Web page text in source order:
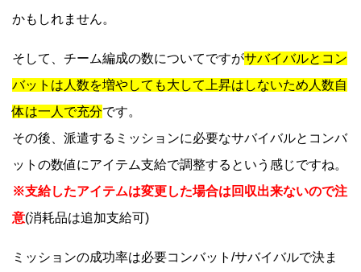
かもしれません。
そして、チーム編成の数についてですがサバイバルとコン
バットは人数を増やしても大して上昇はしないため人数自
体は一人で充分です。
その後、派遣するミッションに必要なサバイバルとコンバ
ットの数値にアイテム支給で調整するという感じですね。
※支給したアイテムは変更した場合は回収出来ないので注
意(消耗品は追加支給可)
ミッションの成功率は必要コンバット/サバイバルで決ま